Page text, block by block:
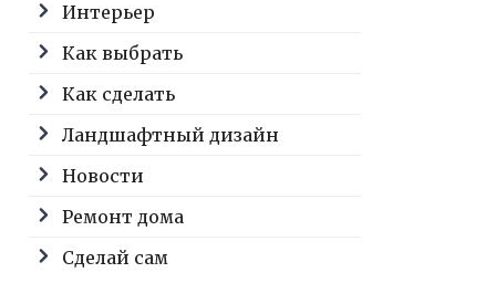
Интерьер
Как выбрать
Как сделать
Ландшафтный дизайн
Новости
Ремонт дома
Сделай сам